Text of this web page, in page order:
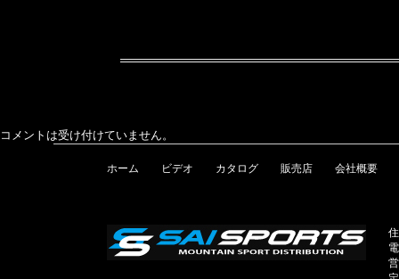
コメントは受け付けていません。
ホーム ビデオ カタログ 販売店 会社概要